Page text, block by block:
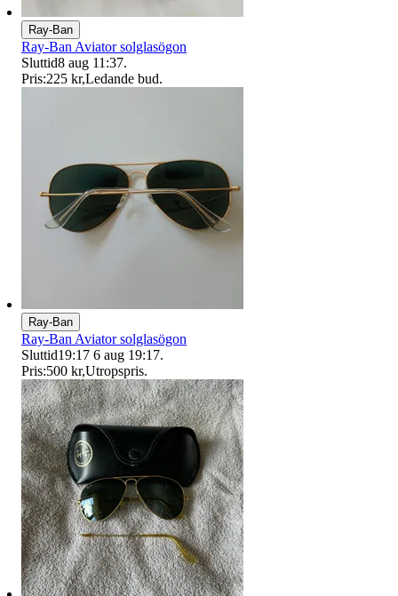
Ray-Ban
Ray-Ban Aviator solglasögon
Sluttid8 aug 11:37.
Pris:225 kr,Ledande bud.
Ray-Ban
Ray-Ban Aviator solglasögon
Sluttid19:17 6 aug 19:17.
Pris:500 kr,Utropspris.